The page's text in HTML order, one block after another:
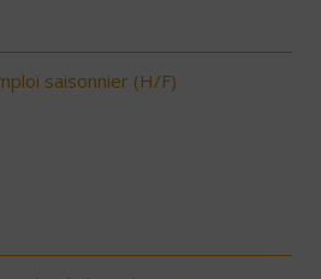
saisonnier (H/F)